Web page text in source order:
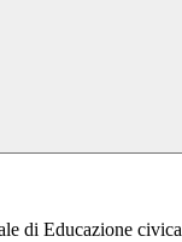
di Educazione civica